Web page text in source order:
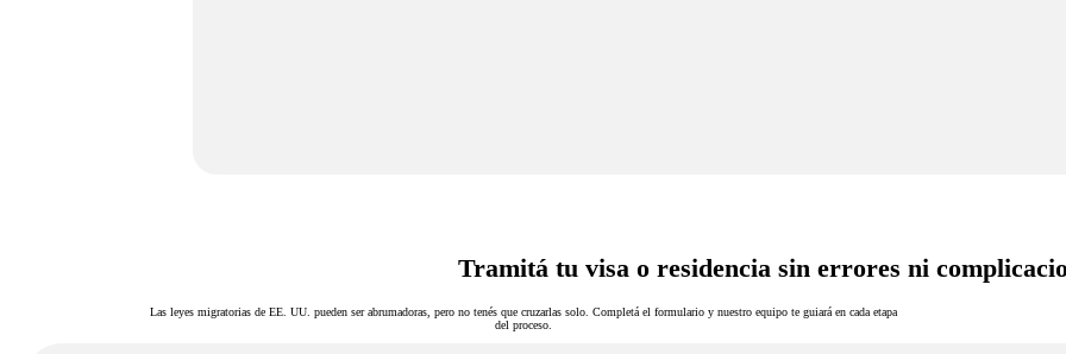
Tramitá tu visa o residencia sin errores ni
Las leyes migratorias de EE. UU. pueden ser abrumadoras, pero no tenés que cruzarlas solo. Completá el formulario y nuestro equipo te guiará en cada etapa
del proceso.